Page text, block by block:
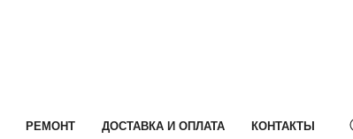
РЕМОНТ ДОСТАВКА И ОПЛАТА КОНТАКТЫ